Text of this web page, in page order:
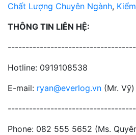
Chất Lượng Chuyên Ngành,
THÔNG TIN LIÊN HỆ:
Hotline: 0919108538
E-mail: ryan@everlog.vn (Mr. Vỹ)
Phone: 082 555 5652 (Ms.